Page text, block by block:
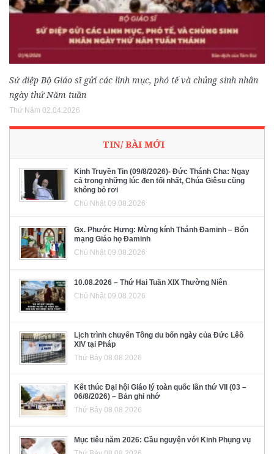
Sứ điệp Bộ Giáo sĩ gửi các linh mục, phó tế và chủng sinh nhân
ngày thứ Năm tuần
Thứ Năm 02.04.2026
TIN/ BÀI MỚI
Kinh Truyền Tin (09/8/2026)- Đức Thánh Cha: Ngay
cả trong những lúc đen tối nhất, Chúa Giêsu cũng
không bỏ rơi
Chủ Nhật 09.08.2026
Gx. Phước Hưng: Mừng kính Thánh Đaminh – Bổn
mạng Giáo họ Đaminh
Chủ Nhật 09.08.2026
10.08.2026 – Thứ Hai Tuần XIX Thường Niên
Chủ Nhật 09.08.2026
Lịch trình chuyến Tông du bốn ngày của Đức Lêô
XIV tại Pháp
Thứ Bảy 08.08.2026
Kết thúc Đại hội Giáo lý toàn quốc lần thứ VII (03 –
06/8/2026) – Bản ghi nhớ
Thứ Bảy 08.08.2026
Mục tiêu năm 2026: Cầu nguyện với Kinh Phụng vụ